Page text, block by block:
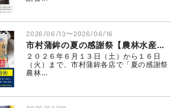
2026/06/13〜2026/06/16
市村蒲鉾の夏の感謝祭【農林水産大臣賞を受賞した白波が半額！】
２０２６年６月１３日（土）から１６日
（火）まで、市村蒲鉾各店で「夏の感謝祭
農林...